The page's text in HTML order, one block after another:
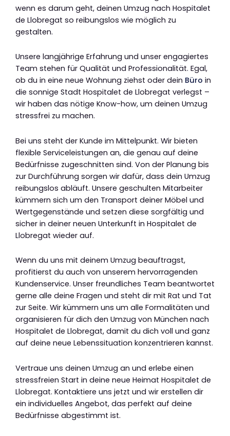
wenn es darum geht, deinen Umzug nach Hospitalet
de Llobregat so reibungslos wie möglich zu
gestalten.
Unsere langjährige Erfahrung und unser engagiertes
Team stehen für Qualität und Professionalität. Egal,
ob du in eine neue Wohnung ziehst oder dein Büro in
die sonnige Stadt Hospitalet de Llobregat verlegst –
wir haben das nötige Know-how, um deinen Umzug
stressfrei zu machen.
Bei uns steht der Kunde im Mittelpunkt. Wir bieten
flexible Serviceleistungen an, die genau auf deine
Bedürfnisse zugeschnitten sind. Von der Planung bis
zur Durchführung sorgen wir dafür, dass dein Umzug
reibungslos abläuft. Unsere geschulten Mitarbeiter
kümmern sich um den Transport deiner Möbel und
Wertgegenstände und setzen diese sorgfältig und
sicher in deiner neuen Unterkunft in Hospitalet de
Llobregat wieder auf.
Wenn du uns mit deinem Umzug beauftragst,
profitierst du auch von unserem hervorragenden
Kundenservice. Unser freundliches Team beantwortet
gerne alle deine Fragen und steht dir mit Rat und Tat
zur Seite. Wir kümmern uns um alle Formalitäten und
organisieren für dich den Umzug von München nach
Hospitalet de Llobregat, damit du dich voll und ganz
auf deine neue Lebenssituation konzentrieren kannst.
Vertraue uns deinen Umzug an und erlebe einen
stressfreien Start in deine neue Heimat Hospitalet de
Llobregat. Kontaktiere uns jetzt und wir erstellen dir
ein individuelles Angebot, das perfekt auf deine
Bedürfnisse abgestimmt ist.